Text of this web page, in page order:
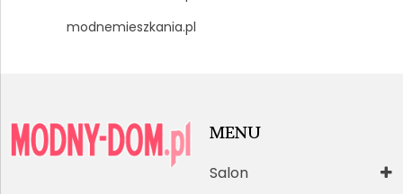
modnemieszkania.pl
MENU
Salon